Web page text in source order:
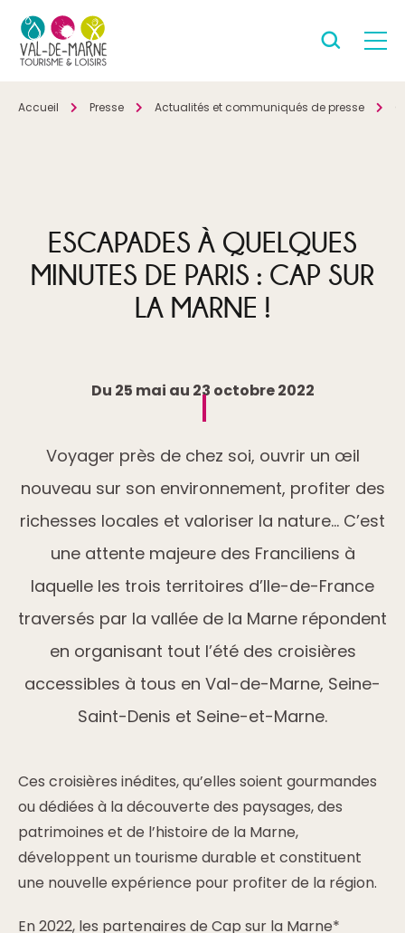
Accueil Presse Actualités et communiqués de presse
ESCAPADES À QUELQUES
MINUTES DE PARIS : CAP SUR
LA MARNE !
Du 25 mai au 23 octobre 2022
Voyager près de chez soi, ouvrir un œil
nouveau sur son environnement, profiter des
richesses locales et valoriser la nature… C’est
une attente majeure des Franciliens à
laquelle les trois territoires d’Ile-de-France
traversés par la vallée de la Marne répondent
en organisant tout l’été des croisières
accessibles à tous en Val-de-Marne, Seine-
Saint-Denis et Seine-et-Marne.
Ces croisières inédites, qu’elles soient gourmandes
ou dédiées à la découverte des paysages, des
patrimoines et de l’histoire de la Marne,
développent un tourisme durable et constituent
une nouvelle expérience pour profiter de la région.
En 2022, les partenaires de Cap sur la Marne*